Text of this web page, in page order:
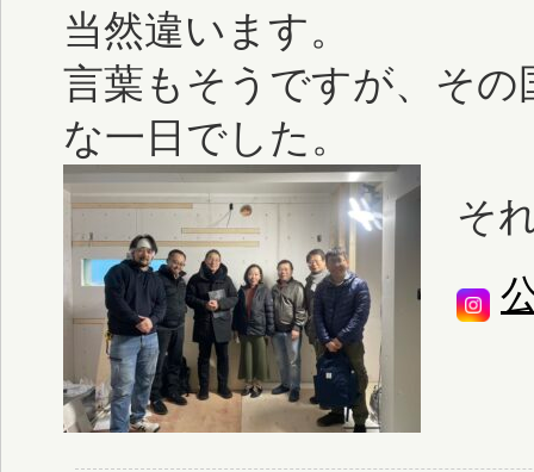
当然違います。
言葉もそうですが、そ
な一日でした。
そ